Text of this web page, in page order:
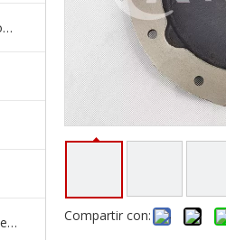
Serie de camiones SAIC-lveco Hongyan
Serie de camiones North Benz Beiben Compartir con: